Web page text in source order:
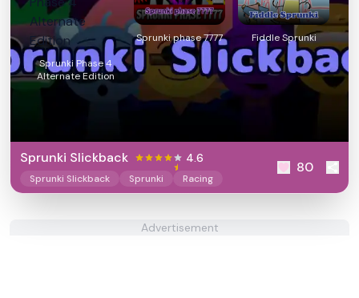
Sprunki Phase 4
Alternate Edition
Sprunki phase 7777 Fiddle Sprunki
Sprunki Slickback 4.6
Sprunki Slickback Sprunki Racing
80
Advertisement